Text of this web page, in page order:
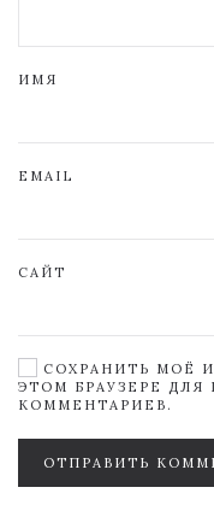
ИМЯ
EMAIL
САЙТ
СОХРАНИТЬ МОЁ
ЭТОМ БРАУЗЕРЕ
КОММЕНТАРИЕВ.
ОТПРАВИТЬ